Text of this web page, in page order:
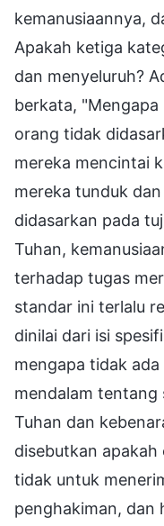
kemanusiaannya,
Apakah ketiga
dan menyeluruh?
berkata, "Mengapa
orang tidak
mereka mencintai
mereka tunduk
didasarkan pada
Tuhan,
terhadap tugas
standar ini terlalu
dinilai dari isi
mengapa tidak
mendalam tentang
Tuhan dan
disebutkan
tidak untuk
penghakiman, dan